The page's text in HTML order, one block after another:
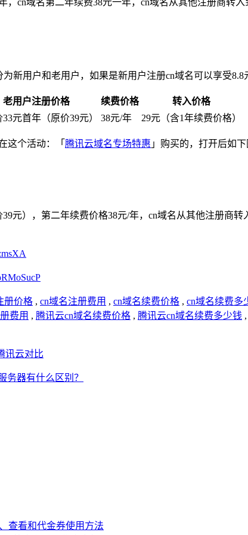
新用户和老用户，如果是新用户注册cn域名可以享受
老用户注册价格 续费价格
转入价格
元首年（原价39元） 38元/年 29元（含1年续费价格）
这个活动：「 腾讯云域名专场特惠 」购买的，打开后如下
元），第二年续费价格38元/年，cn域名从其他注册商
册价格 , cn域名注册费用 , cn域名续费价格 , cn域名续费多
费用 , 腾讯云cn域名续费价格 , 腾讯云cn域名续费多少钱 ,
讯云对比
务器有什么区别？
查看和代金券使用方法